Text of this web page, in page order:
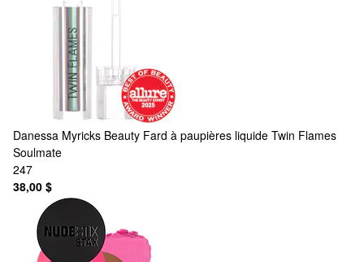
Danessa Myricks Beauty Fard à paupières liquide Twin Flames
Soulmate
247
38,00 $